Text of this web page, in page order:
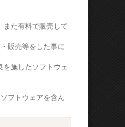
また有料で販売して
販売等をした事に
を施したソフトウェ
フトウェアを含ん